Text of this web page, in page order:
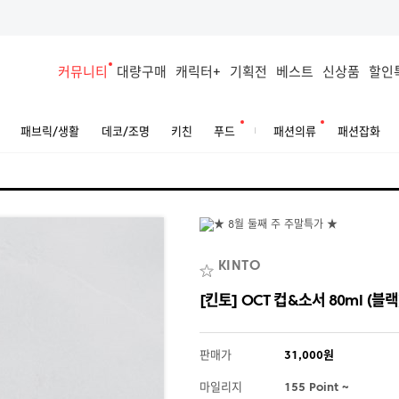
커뮤니티 대량구매 캐릭터+ 기획전 베스트 신상품 할인
패브릭/생활 데코/조명 키친 푸드 패션의류 패션잡화
KINTO
[킨토] OCT 컵&소서 80ml (블
판매가 31,000원
마일리지 155 Point ~